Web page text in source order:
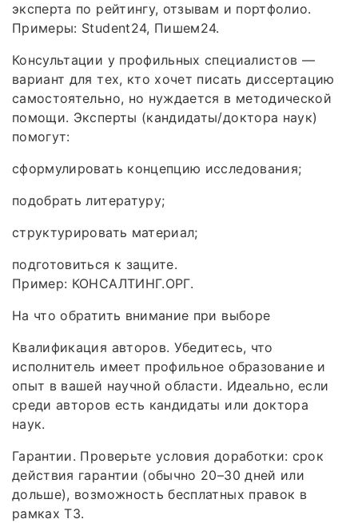
эксперта по рейтингу, отзывам и портфолио.
Примеры: Student24, Пишем24.
Консультации у профильных специалистов —
вариант для тех, кто хочет писать диссертацию
самостоятельно, но нуждается в методической
помощи. Эксперты (кандидаты/доктора наук)
помогут:
сформулировать концепцию исследования;
подобрать литературу;
структурировать материал;
подготовиться к защите.
Пример: КОНСАЛТИНГ.ОРГ.
На что обратить внимание при выборе
Квалификация авторов. Убедитесь, что
исполнитель имеет профильное образование и
опыт в вашей научной области. Идеально, если
среди авторов есть кандидаты или доктора
наук.
Гарантии. Проверьте условия доработки: срок
действия гарантии (обычно 20–30 дней или
дольше), возможность бесплатных правок в
рамках ТЗ.